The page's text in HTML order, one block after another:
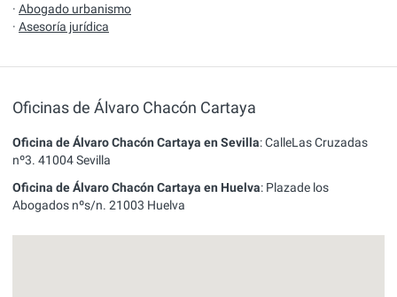
· Abogado urbanismo
· Asesoría jurídica
Oficinas de Álvaro Chacón Cartaya
Oficina de Álvaro Chacón Cartaya en Sevilla:CalleLas Cruzadas
nº3. 41004Sevilla
Oficina de Álvaro Chacón Cartaya en Huelva: Plazade los
Abogados nºs/n. 21003 Huelva